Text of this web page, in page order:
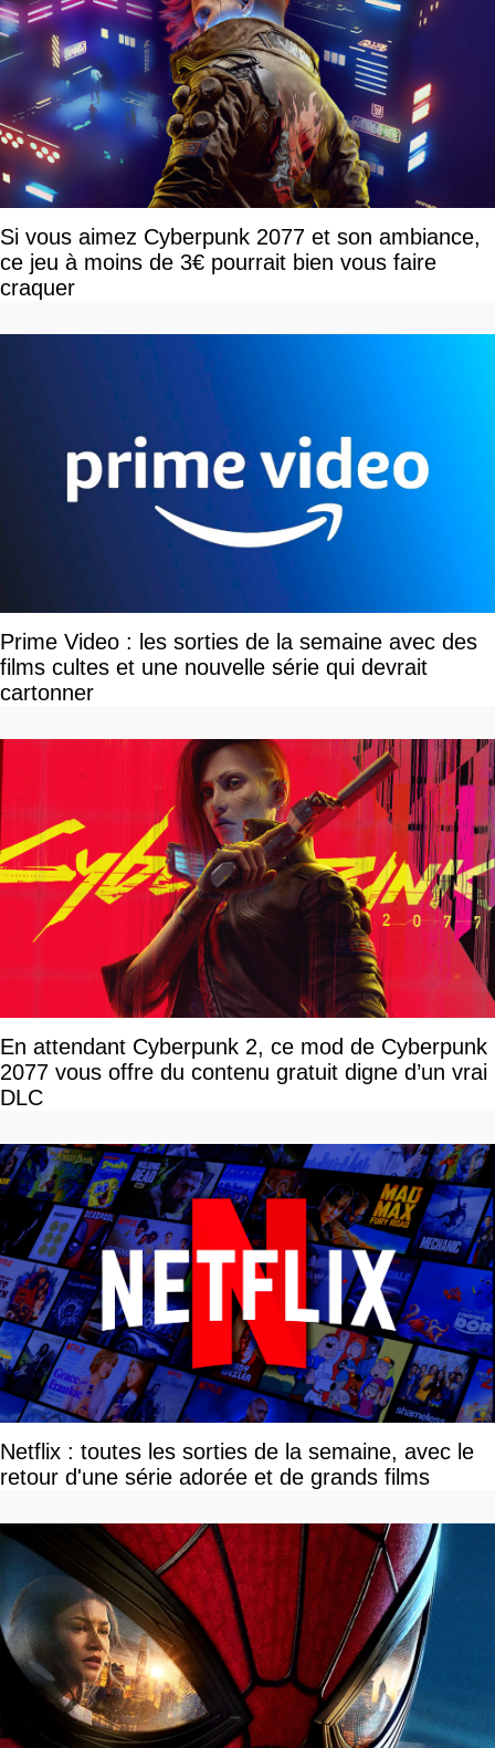
Si vous aimez Cyberpunk 2077 et son ambiance,
ce jeu à moins de 3€ pourrait bien vous faire
craquer
Prime Video : les sorties de la semaine avec des
films cultes et une nouvelle série qui devrait
cartonner
En attendant Cyberpunk 2, ce mod de Cyberpunk
2077 vous offre du contenu gratuit digne d’un vrai
DLC
Netflix : toutes les sorties de la semaine, avec le
retour d'une série adorée et de grands films